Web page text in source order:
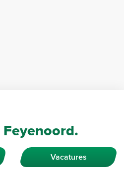
Feyenoord.
Vacatures